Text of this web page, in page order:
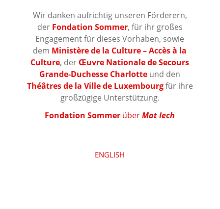
Wir danken aufrichtig unseren Förderern,
der Fondation Sommer, für ihr großes
Engagement für dieses Vorhaben, sowie
dem Ministère de la Culture – Accès à la
Culture, der Œuvre Nationale de Secours
Grande-Duchesse Charlotte und den
Théâtres de la Ville de Luxembourgfür ihre
großzügige Unterstützung.
Fondation Sommer überMat Iech
ENGLISH